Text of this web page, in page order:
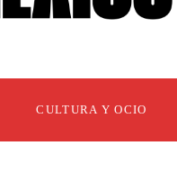
CULTURA Y OCIO